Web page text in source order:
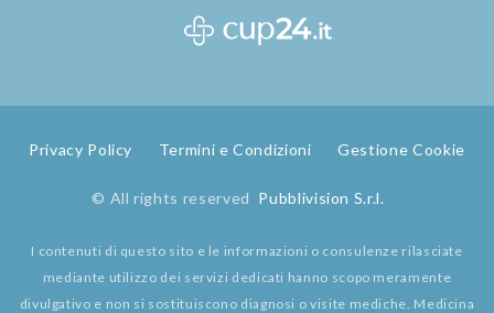
Privacy Policy Termini e Condizioni Gestione Cookie
© All rights reserved Pubblivision S.r.l.
I contenuti di questo sito e le informazioni o consulenze rilasciate
mediante utilizzo dei servizi dedicati hanno scopo meramente
divulgativo e non si sostituiscono diagnosi o visite mediche. Medicina